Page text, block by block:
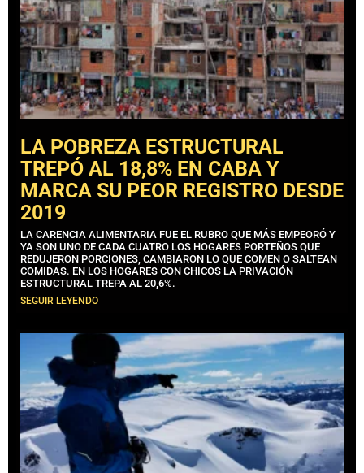
LA POBREZA ESTRUCTURAL
TREPÓ AL 18,8% EN CABA Y
MARCA SU PEOR REGISTRO DESDE
2019
LA CARENCIA ALIMENTARIA FUE EL RUBRO QUE MÁS EMPEORÓ Y
YA SON UNO DE CADA CUATRO LOS HOGARES PORTEÑOS QUE
REDUJERON PORCIONES, CAMBIARON LO QUE COMEN O SALTEAN
COMIDAS. EN LOS HOGARES CON CHICOS LA PRIVACIÓN
ESTRUCTURAL TREPA AL 20,6%.
SEGUIR LEYENDO